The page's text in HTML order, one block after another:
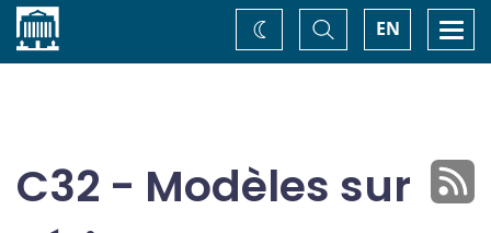
Accueil EN
Basculer
la
recherche
Changez
de
C32 - Modèles sur